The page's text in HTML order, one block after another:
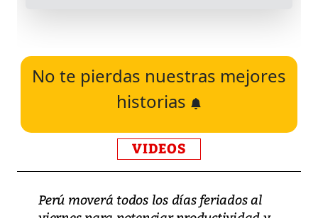
No te pierdas nuestras mejores
historias
VIDEOS
Perú moverá todos los días feriados al